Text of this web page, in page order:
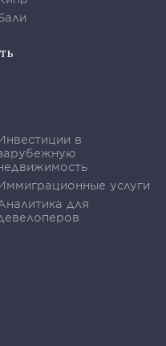
в
услуги
для